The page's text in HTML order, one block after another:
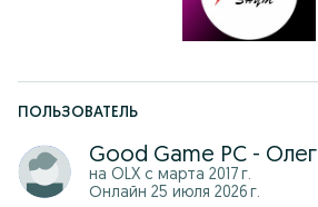
ПОЛЬЗОВАТЕЛЬ
Good Game PC - Олег
на OLX с марта 2017 г.
Онлайн 25 июля 2026 г.